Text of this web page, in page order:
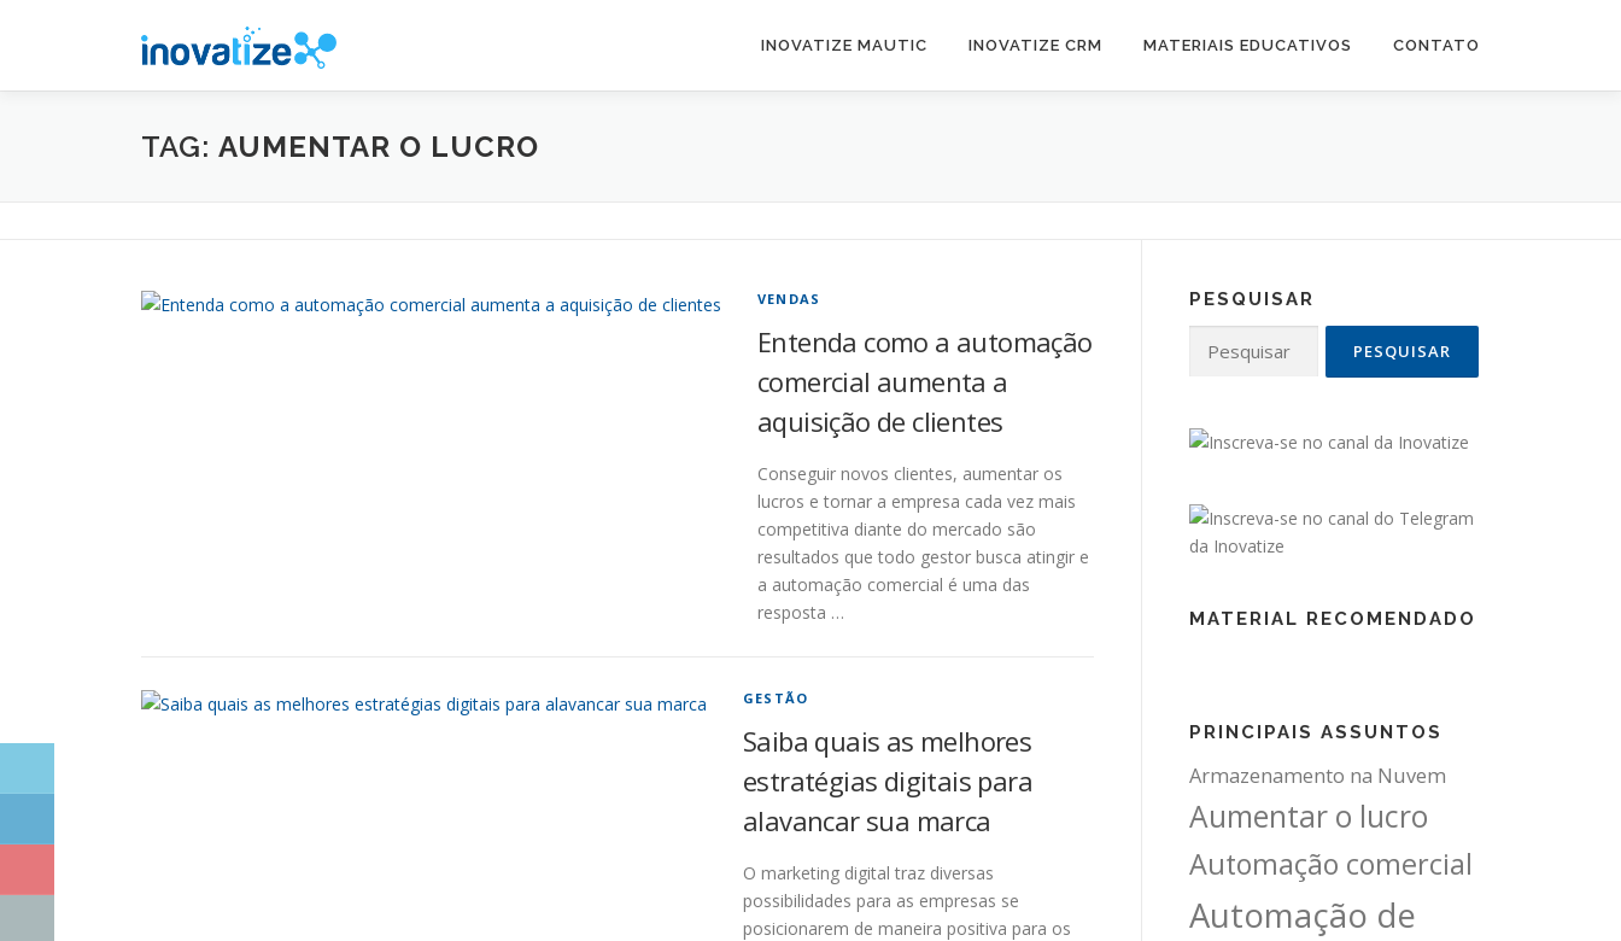
conteúdo
INOVATIZE MAUTIC INOVATIZE CRM MATERIAIS EDUCATIVOS CONTATO
TAG: AUMENTAR O LUCRO
VENDAS
Entenda como a automação
comercial aumenta a
aquisição de clientes
Conseguir novos clientes, aumentar os
lucros e tornar a empresa cada vez mais
competitiva diante do mercado são
resultados que todo gestor busca atingir e
a automação comercial é uma das
resposta …
GESTÃO
Saiba quais as melhores
estratégias digitais para
alavancar sua marca
O marketing digital traz diversas
possibilidades para as empresas se
posicionarem de maneira positiva para os
PESQUISAR
por:
MATERIAL RECOMENDADO
PRINCIPAIS ASSUNTOS
Armazenamento na Nuvem
Aumentar o lucro
Automação comercial
Automação de